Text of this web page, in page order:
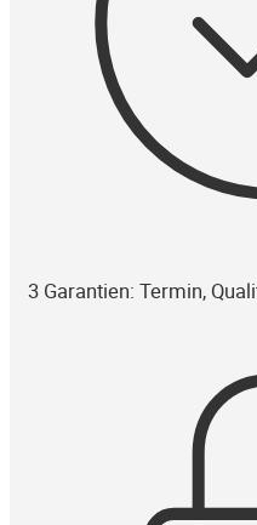
3 Garantien: Termin,